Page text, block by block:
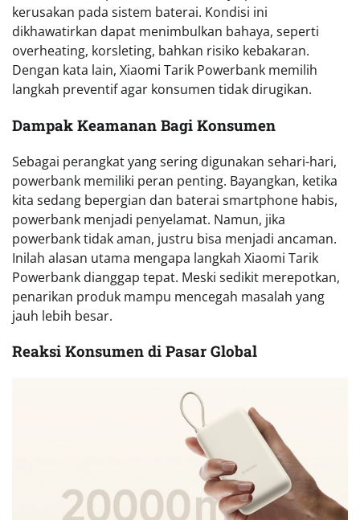
kerusakan pada sistem baterai. Kondisi ini
dikhawatirkan dapat menimbulkan bahaya, seperti
overheating, korsleting, bahkan risiko kebakaran.
Dengan kata lain, Xiaomi Tarik Powerbank memilih
langkah preventif agar konsumen tidak dirugikan.
Dampak Keamanan Bagi Konsumen
Sebagai perangkat yang sering digunakan sehari-hari,
powerbank memiliki peran penting. Bayangkan, ketika
kita sedang bepergian dan baterai smartphone habis,
powerbank menjadi penyelamat. Namun, jika
powerbank tidak aman, justru bisa menjadi ancaman.
Inilah alasan utama mengapa langkah Xiaomi Tarik
Powerbank dianggap tepat. Meski sedikit merepotkan,
penarikan produk mampu mencegah masalah yang
jauh lebih besar.
Reaksi Konsumen di Pasar Global